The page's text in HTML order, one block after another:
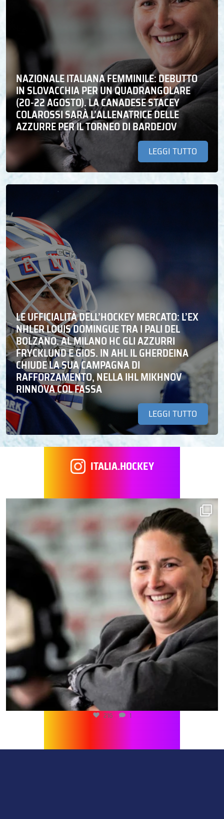
NAZIONALE ITALIANA FEMMINILE: DEBUTTO
IN SLOVACCHIA PER UN QUADRANGOLARE
(20-22 AGOSTO). LA CANADESE STACEY
COLAROSSI SARÀ L’ALLENATRICE DELLE
AZZURRE PER IL TORNEO DI BARDEJOV
LEGGI TUTTO
LE UFFICIALITÀ DELL’HOCKEY MERCATO: L’EX
NHLER LOUIS DOMINGUE TRA I PALI DEL
BOLZANO. AL MILANO HC GLI AZZURRI
FRYCKLUND E GIOS. IN AHL IL GHERDEINA
CHIUDE LA SUA CAMPAGNA DI
RAFFORZAMENTO, NELLA IHL MIKHNOV
RINNOVA COL FASSA
LEGGI TUTTO
ITALIA.HOCKEY
216 1